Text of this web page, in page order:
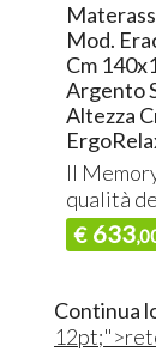
Mod.
Cm
Argento
Altezza
Il
qualità
€ 633
Continua